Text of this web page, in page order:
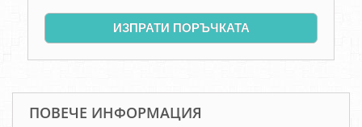
ИЗПРАТИ ПОРЪЧКАТА
ПОВЕЧЕ ИНФОРМАЦИЯ